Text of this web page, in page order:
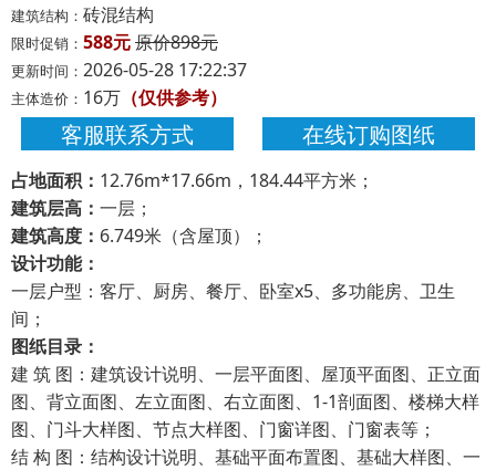
建筑结构： 砖混结构
限时促销： 588元原价898元
更新时间： 2026-05-28 17:22:37
主体造价： 16万 （仅供参考）
客服联系方式 在线订购图纸
占地面积： 12.76m*17.66m，184.44平方米；
建筑层高： 一层；
建筑高度： 6.749米（含屋顶）；
设计功能：
一层户型：客厅、厨房、餐厅、卧室x5、多功能房、卫生
间；
图纸目录：
建 筑 图：建筑设计说明、一层平面图、屋顶平面图、正立面
图、背立面图、左立面图、右立面图、1-1剖面图、楼梯大样
图、门斗大样图、节点大样图、门窗详图、门窗表等；
结 构 图：结构设计说明、基础平面布置图、基础大样图、一